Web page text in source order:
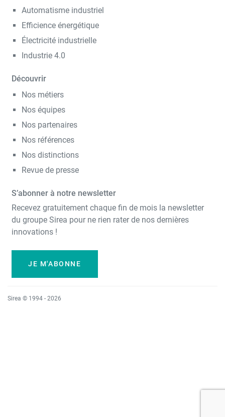
Automatisme industriel
Efficience énergétique
Électricité industrielle
Industrie 4.0
Découvrir
Nos métiers
Nos équipes
Nos partenaires
Nos références
Nos distinctions
Revue de presse
S’abonner à notre newsletter
Recevez gratuitement chaque fin de mois la newsletter
du groupe Sirea pour ne rien rater de nos dernières
innovations !
JE M'ABONNE
Sirea © 1994 - 2026